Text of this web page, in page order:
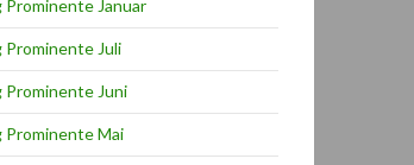
Januar
Juli
Juni
Mai